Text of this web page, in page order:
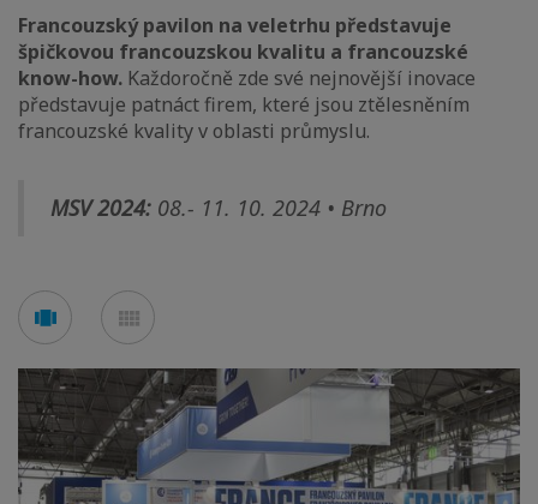
Francouzský pavilon na veletrhu představuje
špičkovou francouzskou kvalitu a francouzské
know-how. Každoročně zde své nejnovější inovace
představuje patnáct firem, které jsou ztělesněním
francouzské kvality v oblasti průmyslu.
MSV 2024: 08.- 11. 10. 2024 • Brno
carousel mosaic